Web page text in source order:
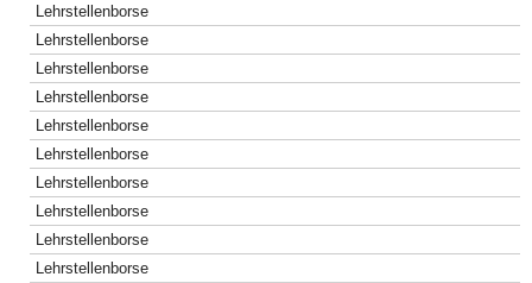
Lehrstellenborse
Lehrstellenborse
Lehrstellenborse
Lehrstellenborse
Lehrstellenborse
Lehrstellenborse
Lehrstellenborse
Lehrstellenborse
Lehrstellenborse
Lehrstellenborse